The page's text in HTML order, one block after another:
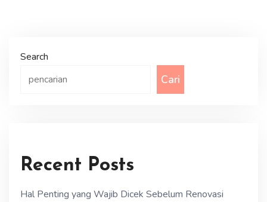
Search
Cari
Recent Posts
Hal Penting yang Wajib Dicek Sebelum Renovasi